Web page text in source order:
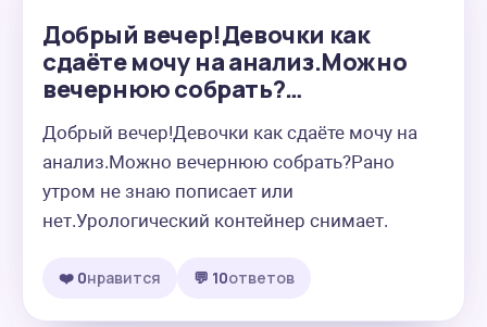
Добрый вечер!Девочки как
сдаёте мочу на анализ.Можно
вечернюю собрать?…
Добрый вечер!Девочки как сдаёте мочу на
анализ.Можно вечернюю собрать?Рано
утром не знаю пописает или
нет.Урологический контейнер снимает.
❤️ 0нравится 💬 10ответов